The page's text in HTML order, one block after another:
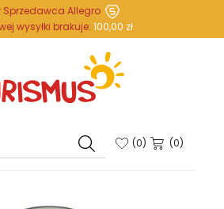
wysyłki brakuje: 100,00 zł
Sprzedawca Allegro
(0) (0)